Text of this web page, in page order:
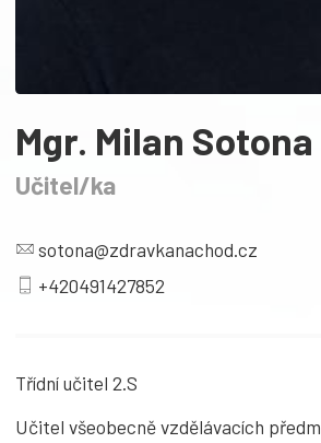
Mgr. Milan Sotona
Učitel/ka
sotona@zdravkanachod.cz
+420491427852
Třídní učitel 2.S
Učitel všeobecně vzdělávacích